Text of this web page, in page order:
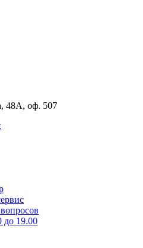
48А, оф. 507
до 19.00